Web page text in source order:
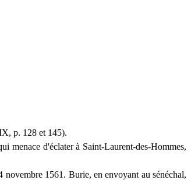
p. 128 et 145).
menace d'éclater à Saint-Laurent-des-Hommes,
novembre 1561. Burie, en envoyant au sénéchal,